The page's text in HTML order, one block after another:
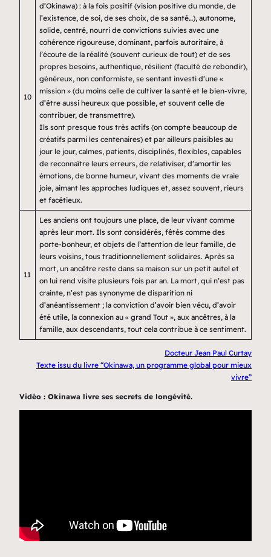
10
d’Okinawa) : à la fois positif (vision positive du monde, de
l’existence, de soi, de ses choix, de sa santé…), autonome,
solide, centré, nourri de convictions suivies avec une
cohérence rigoureuse, dominant, parfois autoritaire, à
l’écoute de la réalité (souvent curieux de tout) et de ses
propres besoins, authentique, résilient (faculté de rebondir),
généreux, non conformiste, se sentant investi d’une «
mission » (du moins celle de cultiver la santé et le bien-vivre,
d’être aussi heureux que possible, et souvent celle de
contribuer, de transmettre).
Ils sont presque tous très actifs (on compte beaucoup de
créatifs parmi les centenaires) et par ailleurs paisibles au
jour le jour, calmes, patients, disciplinés, flexibles, capables
de reconnaître leurs erreurs, de relativiser, d’amortir les
émotions, de bonne humeur, vivant des moments de vraie
joie, aimant les approches ludiques et, assez souvent, rieurs
et facétieux.
11
Les anciens ont toujours une place, de leur vivant comme
après leur mort. Ils sont considérés, fêtés comme des
porte-bonheur, et objets de l’attention de leur famille, de
leurs voisins, tous traditionnellement solidaires. Après sa
mort, un ancêtre reste dans sa maison sur un petit autel et
on lui rend visite plusieurs fois par an. La mort, qui n’est pas
crainte, n’est pas synonyme de disparition ni
d’anéantissement ; la conviction d’avoir bien vécu, d’avoir
été utile, la connexion au « grand Tout », aux ancêtres, à la
famille, aux descendants, tout cela contribue à ce sentiment.
Docteur Jean Paul Curtay
Texte issu du livre “Okinawa, un programme global pour mieux
vivre”
Vidéo : Okinawa livre ses secrets de longévité.